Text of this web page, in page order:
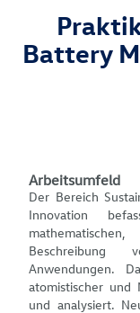
Battery
Arbeitsumfeld
Der Bereich
Innovation
Beschreibung
Anwendungen.
atomistischer und
und analysiert.